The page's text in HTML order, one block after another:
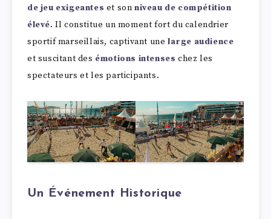
de jeu exigeantes et sonniveau de compétition
élevé. Il constitue un moment fort du calendrier
sportif marseillais, captivant unelarge audience
et suscitant des émotions intenses chez les
spectateurs et les participants.
Un Événement Historique